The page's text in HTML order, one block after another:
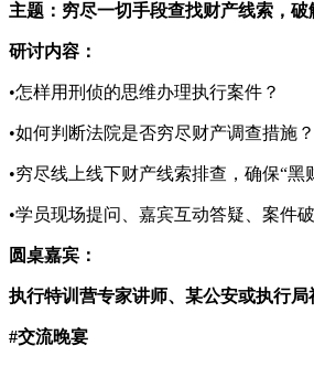
主题： 穷尽一切手段查找财产线索，破
研讨内容：
•怎样用刑侦的思维办理执行案件？
•如何判断法院是否穷尽财产调查措施？
•穷尽线上线下财产线索排查，确保“黑
•学员现场提问、嘉宾互动答疑、案件
圆桌嘉宾：
执行特训营专家讲师、某公安或执行局
#交流晚宴